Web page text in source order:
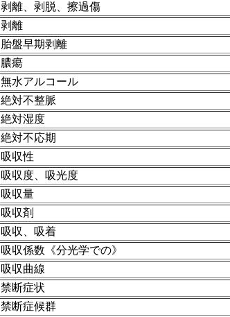
剥離、剥脱、擦過傷
剥離
胎盤早期剥離
膿瘍
無水アルコール
絶対不整脈
絶対湿度
絶対不応期
吸収性
吸収度、吸光度
吸収量
吸収剤
吸収、吸着
吸収係数《分光学での》
吸収曲線
禁断症状
禁断症候群